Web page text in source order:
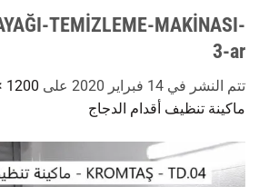
TEMİZLEME-MAKİNASI-
3-ar
تتم النشر في 14 فبراير 2020 على 1200 × 1600
ماكينة تنظيف أقدام الدجاج